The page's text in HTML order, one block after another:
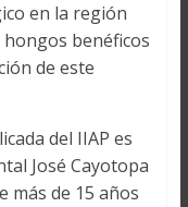
en la región
benéficos
de este
del IIAP es
José Cayotopa
más de 15 años